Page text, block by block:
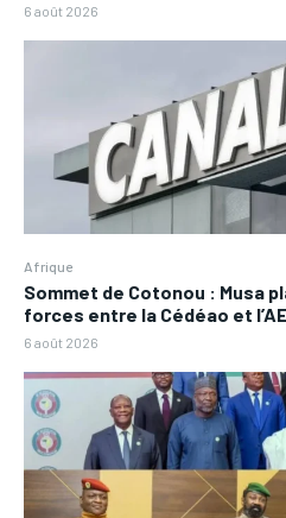
6 août 2026
Afrique
Sommet de Cotonou : Musa
forces entre la Cédéao et
6 août 2026